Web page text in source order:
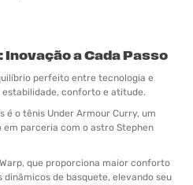
Inovação a Cada Passo
perfeito entre tecnologia e
conforto e atitude.
é o tênis Under Armour Curry, um
parceria com o astro Stephen
que proporciona maior conforto
de basquete, elevando seu